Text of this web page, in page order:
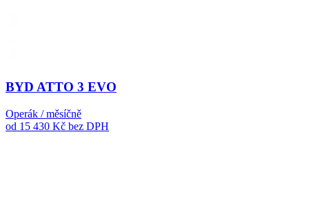
BYD ATTO 3 EVO
Operák / měsíčně
od 15 430 Kč bez DPH